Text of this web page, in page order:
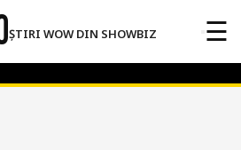
ȘTIRI WOW DIN SHOWBIZ ☰